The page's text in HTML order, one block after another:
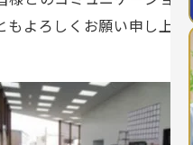
よろしくお願い申し上げ